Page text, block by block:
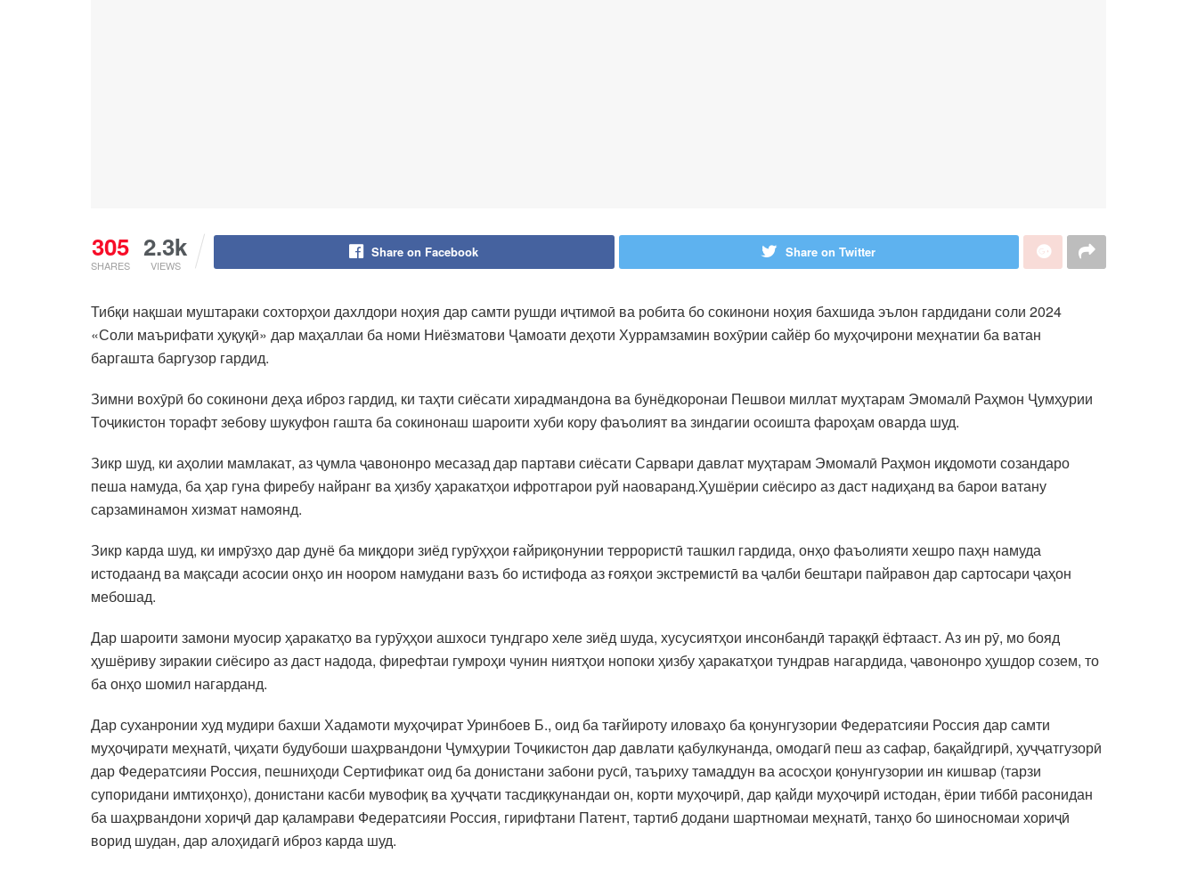
305
SHARES
2.3k
VIEWS
Share on Facebook Share on Twitter
Тибқи нақшаи муштараки сохторҳои дахлдори ноҳия дар самти рушди иҷтимоӣ ва робита бо сокинони ноҳия бахшида эълон гардидани соли 2024
«Соли маърифати ҳуқуқӣ» дар маҳаллаи ба номи Ниёзматови Ҷамоати деҳоти Хуррамзамин вохӯрии сайёр бо муҳоҷирони меҳнатии ба ватан
баргашта баргузор гардид.
Зимни вохӯрӣ бо сокинони деҳа иброз гардид, ки таҳти сиёсати хирадмандона ва бунёдкоронаи Пешвои миллат муҳтарам Эмомалӣ Раҳмон Ҷумҳурии
Тоҷикистон торафт зебову шукуфон гашта ба сокинонаш шароити хуби кору фаъолият ва зиндагии осоишта фароҳам оварда шуд.
Зикр шуд, ки аҳолии мамлакат, аз ҷумла ҷавононро месазад дар партави сиёсати Сарвари давлат муҳтарам Эмомалӣ Раҳмон иқдомоти созандаро
пеша намуда, ба ҳар гуна фиребу найранг ва ҳизбу ҳаракатҳои ифротгарои руй наоваранд.Ҳушёрии сиёсиро аз даст надиҳанд ва барои ватану
сарзаминамон хизмат намоянд.
Зикр карда шуд, ки имрӯзҳо дар дунё ба миқдори зиёд гурӯҳҳои ғайриқонунии террористӣ ташкил гардида, онҳо фаъолияти хешро паҳн намуда
истодаанд ва мақсади асосии онҳо ин ноором намудани вазъ бо истифода аз ғояҳои экстремистӣ ва ҷалби бештари пайравон дар сартосари ҷаҳон
мебошад.
Дар шароити замони муосир ҳаракатҳо ва гурӯҳҳои ашхоси тундгаро хеле зиёд шуда, хусусиятҳои инсонбандӣ тараққӣ ёфтааст. Аз ин рӯ, мо бояд
ҳушёриву зиракии сиёсиро аз даст надода, фирефтаи гумроҳи чунин ниятҳои нопоки ҳизбу ҳаракатҳои тундрав нагардида, ҷавононро ҳушдор созем, то
ба онҳо шомил нагарданд.
Дар суханронии худ мудири бахши Хадамоти муҳоҷират Уринбоев Б., оид ба тағйироту иловаҳо ба қонунгузории Федератсияи Россия дар самти
муҳоҷирати меҳнатӣ, ҷиҳати будубоши шаҳрвандони Ҷумҳурии Тоҷикистон дар давлати қабулкунанда, омодагӣ пеш аз сафар, бақайдгирӣ, ҳуҷҷатгузорӣ
дар Федератсияи Россия, пешниҳоди Сертификат оид ба донистани забони русӣ, таъриху тамаддун ва асосҳои қонунгузории ин кишвар (тарзи
супоридани имтиҳонҳо), донистани касби мувофиқ ва ҳуҷҷати тасдиқкунандаи он, корти муҳоҷирӣ, дар қайди муҳоҷирӣ истодан, ёрии тиббӣ расонидан
ба шаҳрвандони хориҷӣ дар қаламрави Федератсияи Россия, гирифтани Патент, тартиб додани шартномаи меҳнатӣ, танҳо бо шиносномаи хориҷӣ
ворид шудан, дар алоҳидагӣ иброз карда шуд.